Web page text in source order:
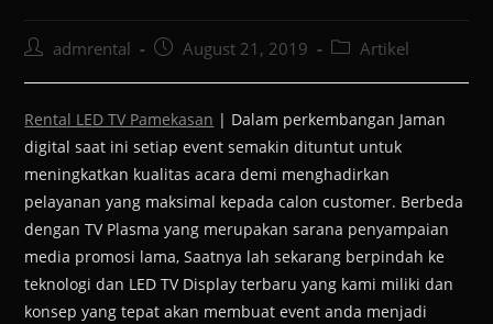
admrental August 21, 2019 Artikel
Rental LED TV Pamekasan | Dalam perkembangan Jaman
digital saat ini setiap event semakin dituntut untuk
meningkatkan kualitas acara demi menghadirkan
pelayanan yang maksimal kepada calon customer. Berbeda
dengan TV Plasma yang merupakan sarana penyampaian
media promosi lama, Saatnya lah sekarang berpindah ke
teknologi dan LED TV Display terbaru yang kami miliki dan
konsep yang tepat akan membuat event anda menjadi